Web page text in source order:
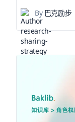
By巴克励步